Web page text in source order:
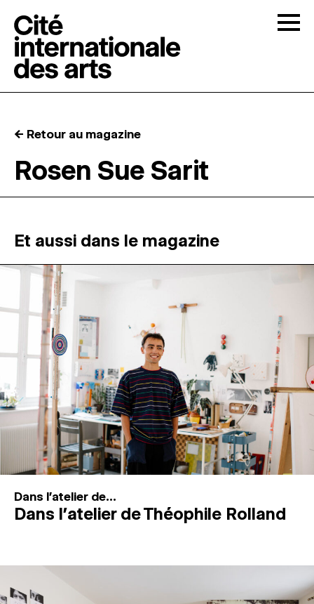
RÉSIDENCES ↓
ATELIERS OUVERTS
PROGRAMMATION
MAGAZINE
ESPACES DE PRATIQUE ARTISTIQUE ↓
Recherche
Connexion
← Retour au magazine
Rosen Sue Sarit
Et aussi dans le magazine
Dans l'atelier de...
Dans l’atelier de Théophile Rolland